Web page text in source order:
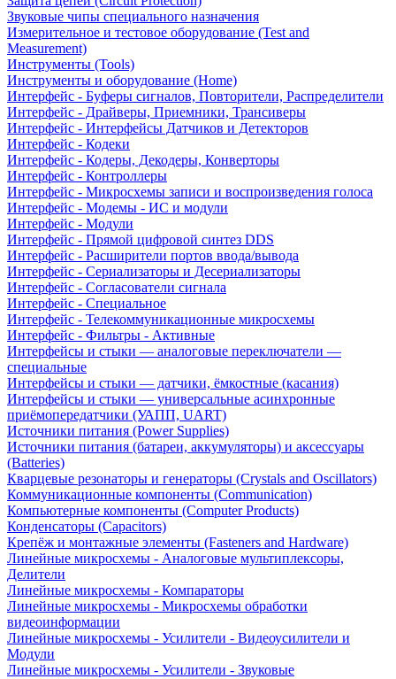
Звуковые чипы специального назначения
Измерительное и тестовое оборудование (Test and
Measurement)
Инструменты (Tools)
Инструменты и оборудование (Home)
Интерфейс - Буферы сигналов, Повторители, Распределители
Интерфейс - Драйверы, Приемники, Трансиверы
Интерфейс - Интерфейсы Датчиков и Детекторов
Интерфейс - Кодеки
Интерфейс - Кодеры, Декодеры, Конверторы
Интерфейс - Контроллеры
Интерфейс - Микросхемы записи и воспроизведения голоса
Интерфейс - Модемы - ИС и модули
Интерфейс - Модули
Интерфейс - Прямой цифровой синтез DDS
Интерфейс - Расширители портов ввода/вывода
Интерфейс - Сериализаторы и Десериализаторы
Интерфейс - Согласователи сигнала
Интерфейс - Специальное
Интерфейс - Телекоммуникационные микросхемы
Интерфейс - Фильтры - Активные
Интерфейсы и стыки — аналоговые переключатели —
специальные
Интерфейсы и стыки — датчики, ёмкостные (касания)
Интерфейсы и стыки — универсальные асинхронные
приёмопередатчики (УАПП, UART)
Источники питания (Power Supplies)
Источники питания (батареи, аккумуляторы) и аксессуары
(Batteries)
Кварцевые резонаторы и генераторы (Crystals and Oscillators)
Коммуникационные компоненты (Communication)
Компьютерные компоненты (Computer Products)
Конденсаторы (Capacitors)
Крепёж и монтажные элементы (Fasteners and Hardware)
Линейные микросхемы - Аналоговые мультиплексоры,
Делители
Линейные микросхемы - Компараторы
Линейные микросхемы - Микросхемы обработки
видеоинформации
Линейные микросхемы - Усилители - Видеоусилители и
Модули
Линейные микросхемы - Усилители - Звуковые